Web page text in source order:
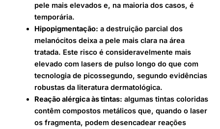
pele mais elevados e, na maioria dos casos, é
temporária.
Hipopigmentação: a destruição parcial dos
melanócitos deixa a pele mais clara na área
tratada. Este risco é consideravelmente mais
elevado com lasers de pulso longo do que com
tecnologia de picossegundo, segundo evidências
robustas da literatura dermatológica.
Reação alérgica às tintas: algumas tintas coloridas
contêm compostos metálicos que, quando o laser
os fragmenta, podem desencadear reações